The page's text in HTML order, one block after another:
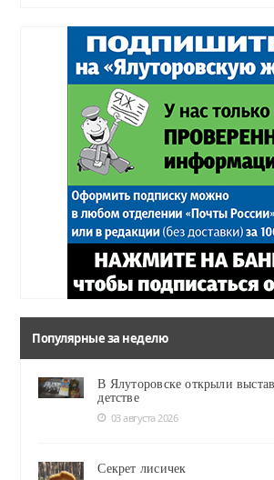
Популярные за неделю
В Ялуторовске открыли
детстве
03 августа 2026
Секрет лисичек